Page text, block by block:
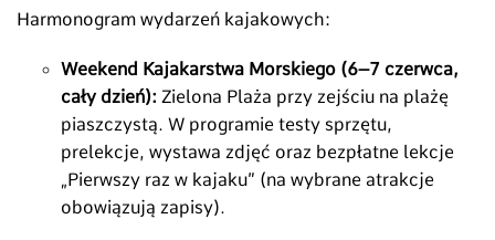
Harmonogram wydarzeń kajakowych:
Weekend Kajakarstwa Morskiego (6–7 czerwca,
cały dzień): Zielona Plaża przy zejściu na plażę
piaszczystą. W programie testy sprzętu,
prelekcje, wystawa zdjęć oraz bezpłatne lekcje
„Pierwszy raz w kajaku” (na wybrane atrakcje
obowiązują zapisy).